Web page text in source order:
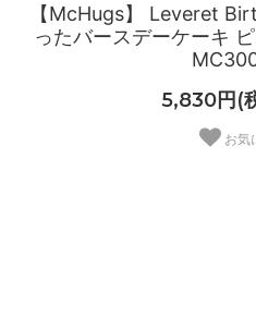
【McHugs】 Leveret
ったバースデーケーキ
5,830円(
お気